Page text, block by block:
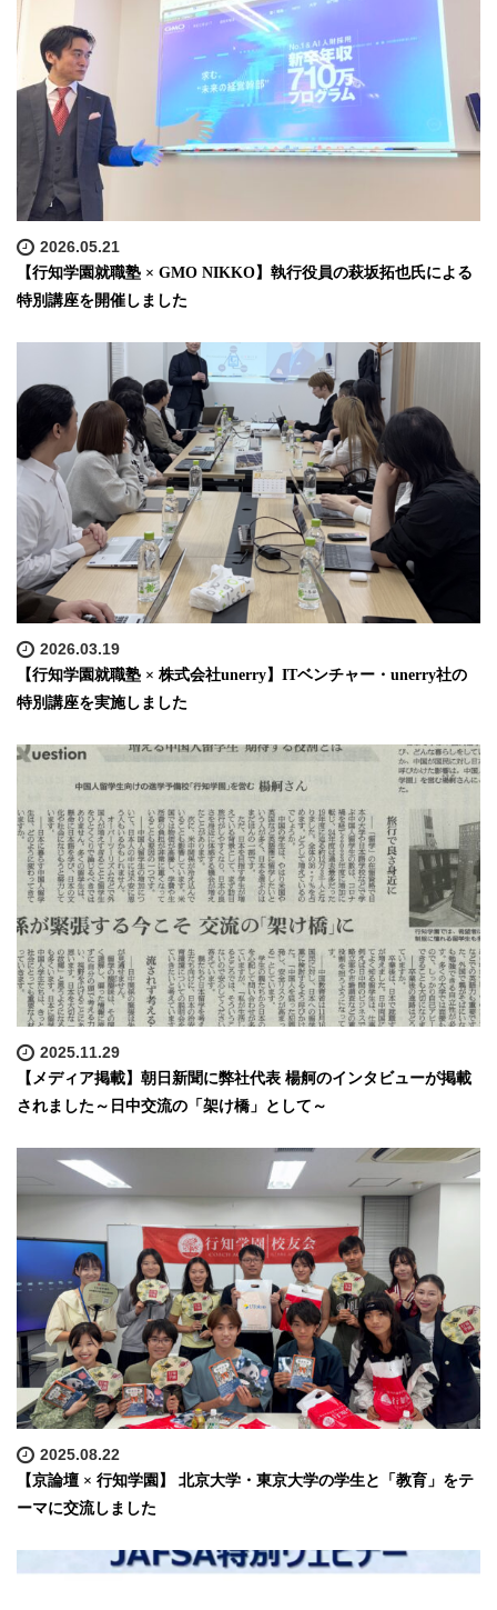
2026.05.21
【行知学園就職塾 × GMO NIKKO】執行役員の萩坂拓也氏による
特別講座を開催しました
2026.03.19
【行知学園就職塾 × 株式会社unerry】ITベンチャー・unerry社の
特別講座を実施しました
2025.11.29
【メディア掲載】朝日新聞に弊社代表 楊舸のインタビューが掲載
されました～日中交流の「架け橋」として～
2025.08.22
【京論壇 × 行知学園】 北京大学・東京大学の学生と「教育」をテ
ーマに交流しました